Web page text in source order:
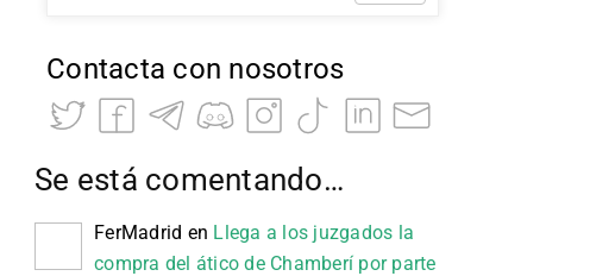
Contacta con nosotros
Se está comentando…
FerMadrid en Llega a los juzgados la
compra del ático de Chamberí por parte